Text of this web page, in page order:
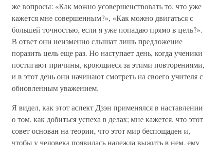
же вопросы: «Как можно усовершенствовать то, что уже
кажется мне совершенным?», «Как можно двигаться с
большей точностью, если я уже попадаю прямо в цель?».
В ответ они неизменно слышат лишь предложение
поразить цель еще раз. Но наступает день, когда ученики
постигают причины, кроющиеся за этими повторениями,
и в этот день они начинают смотреть на своего учителя с
обновленным уважением.
Я видел, как этот аспект Дзэн применялся в наставлении
о том, как добиться успеха в делах; мне кажется, что этот
совет основан на теории, что этот мир беспощаден и,
чтобы у человека появилась надежда выжить в нем, ему